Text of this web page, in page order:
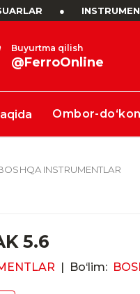
●
Buyurtma qilish
@FerroOnline
Ombor-
INSTRUMENTLAR
5.6
| Bo‘lim: